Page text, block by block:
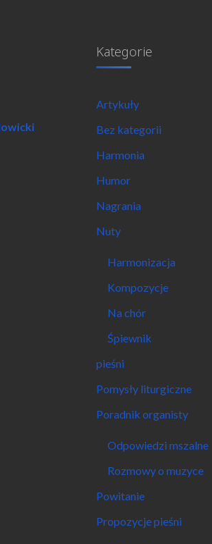
Kategorie
Artykuły
Bez kategorii
Harmonia
Humor
Nagrania
Nuty
Harmonizacja
Kompozycje
Na chór
Śpiewnik
pieśni
Pomysły liturgiczne
Poradnik organisty
Odpowiedzi mszalne
Rozmowy o muzyce
Powitanie
Propozycje pieśni